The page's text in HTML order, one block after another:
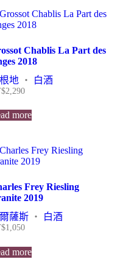
Chablis La Part des
2018
地 ・ 白酒
2,290
more
Frey Riesling
2019
薩斯 ・ 白酒
1,050
more